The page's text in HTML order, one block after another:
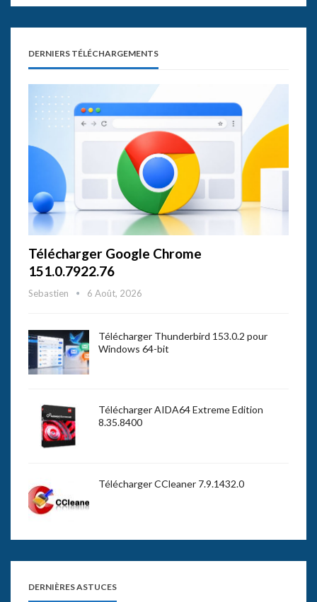
DERNIERS TÉLÉCHARGEMENTS
Télécharger Google Chrome
151.0.7922.76
Sebastien 6 Août, 2026
Télécharger Thunderbird 153.0.2 pour
Windows 64-bit
Télécharger AIDA64 Extreme Edition
8.35.8400
Télécharger CCleaner 7.9.1432.0
DERNIÈRES ASTUCES